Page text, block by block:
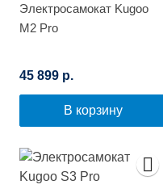
Электросамокат Kugoo
M2 Pro
45 899 р.
В корзину